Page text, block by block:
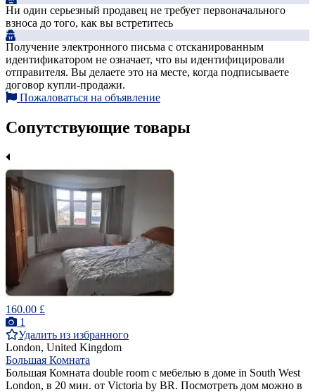
Ни один серьезный продавец не требует первоначального
взноса до того, как вы встретитесь
Получение электронного письма с отсканированным
идентификатором не означает, что вы идентифицировали
отправителя. Вы делаете это на месте, когда подписываете
договор купли-продажи.
Пожаловаться на объявление
Сопутствующие товары
160.00 £
1
Удалить из избранного
London, United Kingdom
Большая Комната
Большая Комната double room с мебелью в доме in South West
London, в 20 мин. от Victoria by BR. Посмотреть дом можно в